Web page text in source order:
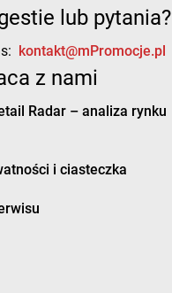
lub pytania?
kontakt@mPromocje.pl
z nami
Radar – analiza rynku
i ciasteczka